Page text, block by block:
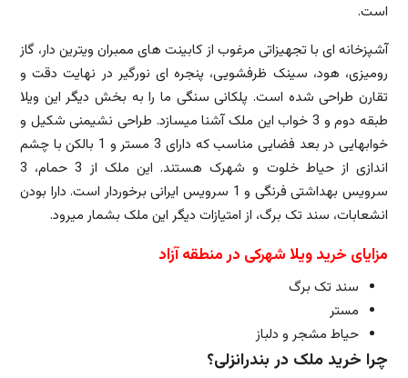
است.
آشپزخانه ای با تجهیزاتی مرغوب از کابینت های ممبران ویترین دار، گاز
رومیزی، هود، سینک ظرفشویی، پنجره ای نورگیر در نهایت دقت و
تقارن طراحی شده است. پلکانی سنگی ما را به بخش دیگر این ویلا
طبقه دوم و 3 خواب این ملک آشنا میسازد. طراحی نشیمنی شکیل و
خوابهایی در بعد فضایی مناسب که دارای 3 مستر و 1 بالکن با چشم
اندازی از حیاط خلوت و شهرک هستند. این ملک از 3 حمام، 3
سرویس بهداشتی فرنگی و 1 سرویس ایرانی برخوردار است. دارا بودن
انشعابات، سند تک برگ، از امتیازات دیگر این ملک بشمار میرود.
مزایای خرید ویلا شهرکی در منطقه آزاد
سند تک برگ
مستر
حیاط مشجر و دلباز
چرا خرید ملک در بندرانزلی؟